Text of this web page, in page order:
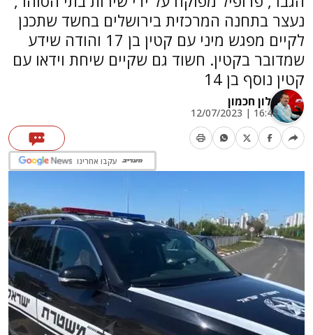
נעצר בתחנה המרכזית בירושלים בחשד שתכנן
לקיים מפגש מיני עם קטין בן 17 והודה שידע
שמדובר בקטין. חשוד גם שקיים שיחת וידאו עם
קטין נוסף בן 14
אלון חכמון
16:43 | 12/07/2023
עקבו אחרינו